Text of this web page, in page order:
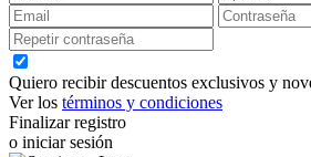
Quiero recibir descuentos exclusivos y
Ver los términos y condiciones
Finalizar registro
o iniciar sesión